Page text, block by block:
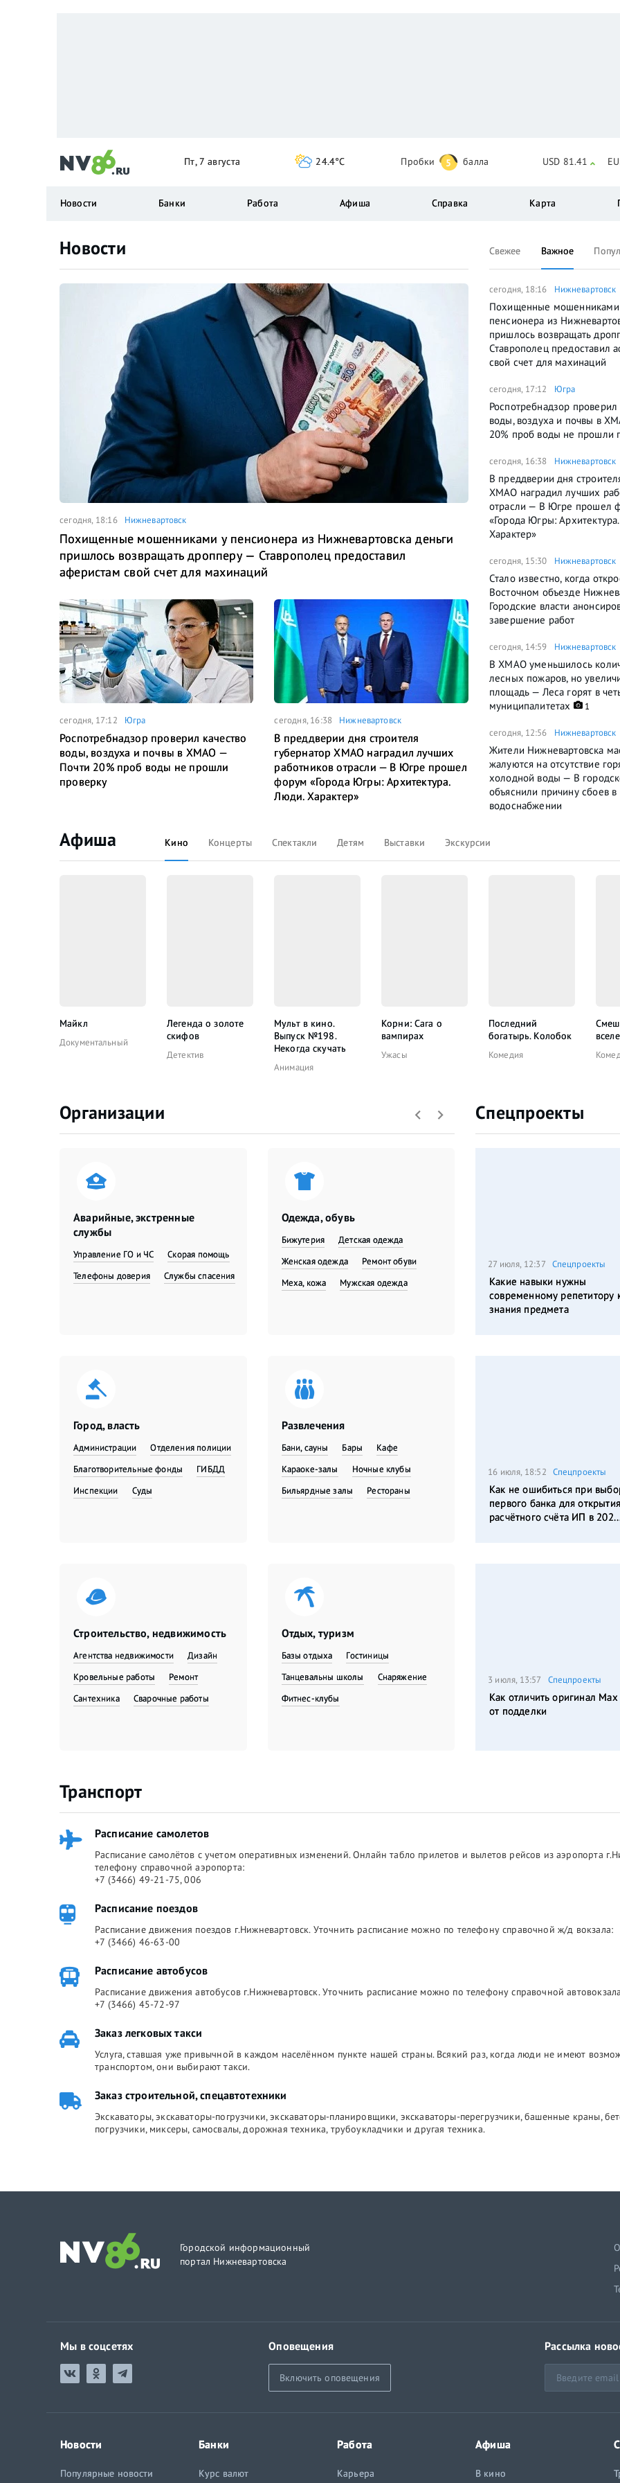
Новости
сегодня, 18:16 Нижневартовск
Похищенные мошенниками у пенсионера из Нижневартовска деньги
пришлось возвращать дропперу — Ставрополец предоставил
аферистам свой счет для махинаций
сегодня, 17:12 Югра
Роспотребнадзор проверил качество
воды, воздуха и почвы в ХМАО —
Почти 20% проб воды не прошли
проверку
сегодня, 16:38 Нижневартовск
В преддверии дня строителя
губернатор ХМАО наградил лучших
работников отрасли — В Югре прошел
форум «Города Югры: Архитектура.
Люди. Характер»
Свежее Важное
сегодня, 18:16 Нижневартовск
Похищенные
пенсионера из
пришлось возвращать
Ставрополец предоставил
свой счет для махинаций
сегодня, 17:12 Югра
Роспотребнадзор проверил
воды, воздуха и почвы в
20% проб воды не прошли
сегодня, 16:38 Нижневартовск
В преддверии дня
ХМАО наградил лучших
отрасли — В Югре прошел
«Города Югры:
Характер»
сегодня, 15:30 Нижневартовск
Стало известно, когда
Восточном объезде
Городские власти
завершение работ
сегодня, 14:59 Нижневартовск
В ХМАО уменьшилось
лесных пожаров, но
площадь — Леса горят в
муниципалитетах
1
сегодня, 12:56 Нижневартовск
Жители Нижневартовска
жалуются на отсутствие
холодной воды — В
объяснили причину сбоев в
водоснабжении
Афиша Кино Концерты Спектакли Детям Выставки Экскурсии
Майкл
Документальный
Легенда о золоте
скифов
Детектив
Мульт в кино.
Выпуск №198.
Некогда скучать
Анимация
Корни: Сага о
вампирах
Ужасы
Последний
богатырь. Колобок
Комедия
Организации
Аварийные, экстренные
службы
Управление ГО и ЧС
Скорая помощь
Телефоны доверия
Службы спасения
Город, власть
Администрации
Отделения полиции
Благотворительные фонды
ГИБДД
Инспекции
Суды
Строительство, недвижимость
Агентства недвижимости
Дизайн
Кровельные работы
Ремонт
Сантехника
Сварочные работы
Одежда, обувь
Бижутерия
Детская одежда
Женская одежда
​Ремонт обуви
Меха, кожа
Мужская одежда
Развлечения
Бани, сауны Бары
Кафе
Караоке-залы
Ночные клубы
Бильярдные залы
Рестораны
Отдых, туризм
Базы отдыха
Гостиницы
Танцевальны школы
Снаряжение
Фитнес-клубы
Спецпроекты
27 июля, 12:37 Спецпроекты
Какие навыки нужны
современному репетитору
знания предмета
16 июля, 18:52 Спецпроекты
Как не ошибиться при
первого банка для открытия
расчётного счёта ИП в
3 июля, 13:57 Спецпроекты
Как отличить оригинал
от подделки
Транспорт
Расписание самолетов
Расписание самолётов с учетом оперативных изменений. Онлайн табло прилетов и вылетов рейсов из аэропорта
телефону справочной аэропорта:
+7 (3466) 49-21-75, 006
Расписание поездов
Расписание движения поездов г.Нижневартовск. Уточнить расписание можно по телефону справочной ж/д вокзала:
+7 (3466) 46-63-00
Расписание автобусов
Расписание движения автобусов г.Нижневартовск. Уточнить расписание можно по телефону справочной
+7 (3466) 45-72-97
Заказ легковых такси
Услуга, ставшая уже привычной в каждом населённом пункте нашей страны. Всякий раз, когда люди не имеют
транспортом, они выбирают такси.
Заказ строительной, спецавтотехники
Экскаваторы, экскаваторы-погрузчики, экскаваторы-планировщики, экскаваторы-перегрузчики, башенные краны,
погрузчики, миксеры, самосвалы, дорожная техника, трубоукладчики и другая техника.
Пт, 7 августа 24.4°C Пробки 5 балла USD 81.41
Новости Банки Работа Афиша Справка Карта
Городской информационный
портал Нижневартовска
Мы в соцсетях Оповещения
Включить оповещения
Рассылка
Новости
Популярные новости
Банки
Курс валют
Работа
Карьера
Афиша
В кино